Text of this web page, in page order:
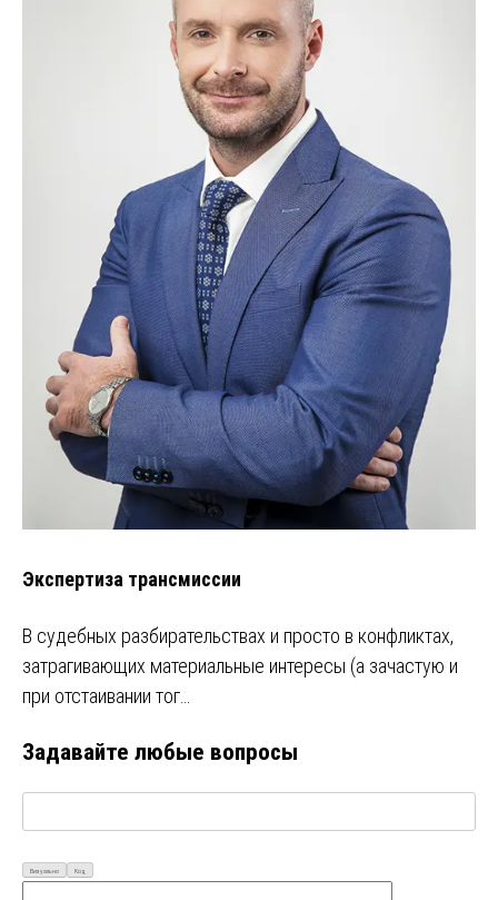
Экспертиза трансмиссии
В судебных разбирательствах и просто в конфликтах,
затрагивающих материальные интересы (а зачастую и
при отстаивании тог…
Задавайте любые вопросы
Визуально Код